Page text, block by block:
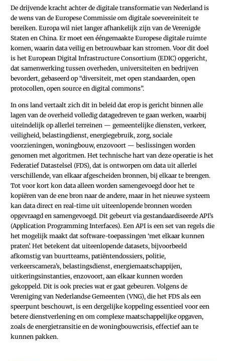
De drijvende kracht achter de digitale transformatie van Nederland is
de wens van de Europese Commissie om digitale soevereiniteit te
bereiken. Europa wil niet langer afhankelijk zijn van de Verenigde
Staten en China. Er moet een ééngemaakte Europese digitale ruimte
komen, waarin data veilig en betrouwbaar kan stromen. Voor dit doel
is het European Digital Infrastructure Consortium (EDIC) opgericht,
dat samenwerking tussen overheden, universiteiten en bedrijven
bevordert, gebaseerd op “diversiteit, met open standaarden, open
protocollen, open source en digital commons”.
In ons land vertaalt zich dit in beleid dat erop is gericht binnen alle
lagen van de overheid volledig datagedreven te gaan werken, waarbij
uiteindelijk op allerlei terreinen — gemeentelijke diensten, verkeer,
veiligheid, belastingdienst, energiegebruik, zorg, sociale
voorzieningen, woningbouw, enzovoort — beslissingen worden
genomen met algoritmen. Het technische hart van deze operatie is het
Federatief Datastelsel (FDS), dat is ontworpen om data uit allerlei
verschillende, van elkaar afgescheiden bronnen, bij elkaar te brengen.
Tot voor kort kon data alleen worden samengevoegd door het te
kopiëren van de ene bron naar de andere, maar in het nieuwe systeem
kan data direct en real-time uit uiteenlopende bronnen worden
opgevraagd en samengevoegd. Dit gebeurt via gestandaardiseerde API’s
(Application Programming Interfaces). Een API is een set van regels die
het mogelijk maakt dat software-toepassingen ‘met elkaar kunnen
praten’. Het betekent dat uiteenlopende datasets, bijvoorbeeld
afkomstig van buurtteams, patiëntendossiers, politie,
verkeerscamera’s, belastingsdienst, energiemaatschappijen,
uitkeringsinstanties, enzovoort, aan elkaar kunnen worden
gekoppeld. Dit is ook precies wat er gaat gebeuren. Volgens de
Vereniging van Nederlandse Gemeenten (VNG), die het FDS als een
speerpunt beschouwt, is een dergelijke koppeling essentieel voor een
betere dienstverlening en om complexe maatschappelijke opgaven,
zoals de energietransitie en de woningbouwcrisis, effectief aan te
kunnen pakken.